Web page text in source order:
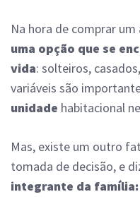
Na hora de comprar
uma opção que se
vida: solteiros,
variáveis são
unidade habitacional
Mas, existe um outro
tomada de decisão, e
integrante da